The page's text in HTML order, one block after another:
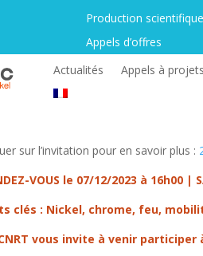
Production scientifique
Appels d’offres
Actualités
Appels à projets
sur l’invitation pour en savoir plus :
VOUS le 07/12/2023 à 16h00 |
clés : Nickel, chrome, feu,
vous invite à venir participer à